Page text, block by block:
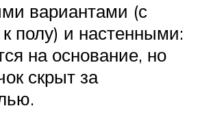
вариантами (с
полу) и настенными:
на основание, но
скрыт за